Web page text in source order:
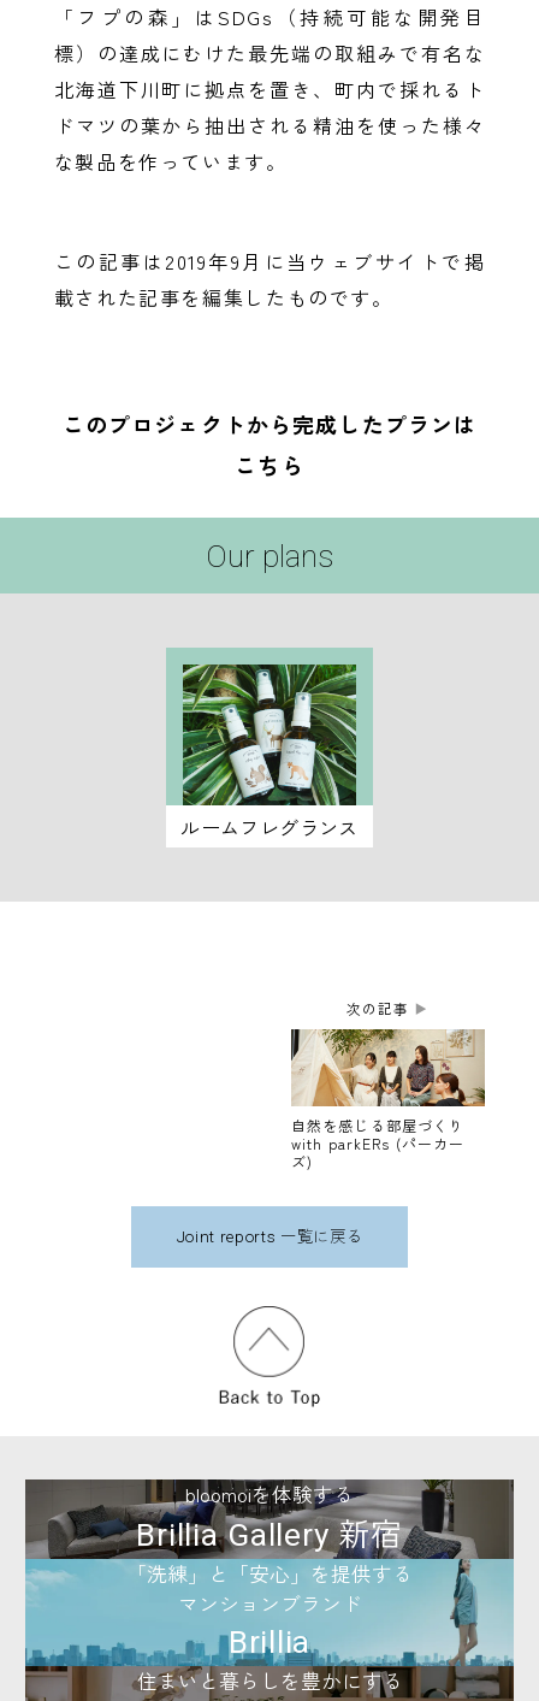
「フプの森」はSDGs（持続可能な開発目
標）の達成にむけた最先端の取組みで有名な
北海道下川町に拠点を置き、町内で採れるト
ドマツの葉から抽出される精油を使った様々
な製品を作っています。
この記事は2019年9月に当ウェブサイトで掲
載された記事を編集したものです。
このプロジェクトから完成したプランは
こちら
Our plans
ルームフレグランス
次の記事 ▶
自然を感じる部屋づくり
with parkERs (パーカー
ズ)
Joint reports 一覧に戻る
bloomoiを体験する
Brillia Gallery新宿
「洗練」と「安心」を提供する
マンションブランド
Brillia
住まいと暮らしを豊かにする